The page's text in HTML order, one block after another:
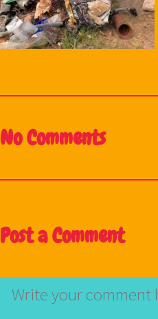
No Comments
Post a Comment